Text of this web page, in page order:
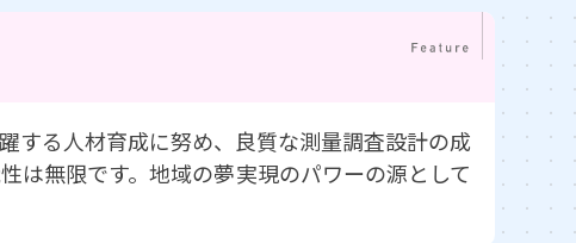
する人材育成に努め、良質な測量調査設計の成
は無限です。地域の夢実現のパワーの源として